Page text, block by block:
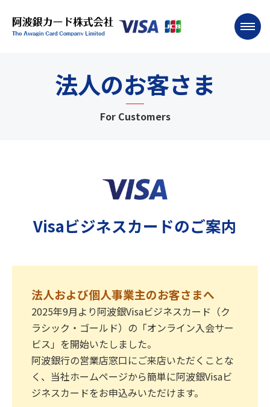
法人のお客さま
For Customers
Visaビジネスカードのご案内
法人および個人事業主のお客さまへ
2025年9月より阿波銀Visaビジネスカード（ク
ラシック・ゴールド）の「オンライン入会サー
ビス」を開始いたしました。
阿波銀行の営業店窓口にご来店いただくことな
く、当社ホームページから簡単に阿波銀Visaビ
ジネスカードをお申込みいただけます。